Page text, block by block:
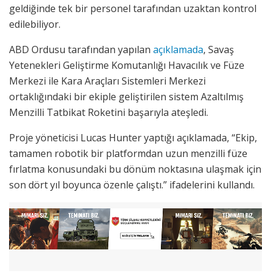
geldiğinde tek bir personel tarafından uzaktan kontrol
edilebiliyor.
ABD Ordusu tarafından yapılan açıklamada, Savaş
Yetenekleri Geliştirme Komutanlığı Havacılık ve Füze
Merkezi ile Kara Araçları Sistemleri Merkezi
ortaklığındaki bir ekiple geliştirilen sistem Azaltılmış
Menzilli Tatbikat Roketini başarıyla ateşledi.
Proje yöneticisi Lucas Hunter yaptığı açıklamada, “Ekip,
tamamen robotik bir platformdan uzun menzilli füze
fırlatma konusundaki bu dönüm noktasına ulaşmak için
son dört yıl boyunca özenle çalıştı.” ifadelerini kullandı.